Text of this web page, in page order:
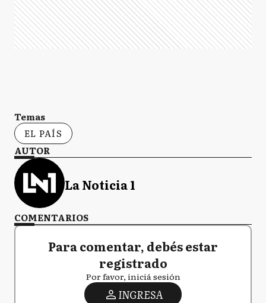
Temas
EL PAÍS
AUTOR
La Noticia 1
COMENTARIOS
Para comentar, debés estar
registrado
Por favor, iniciá sesión
INGRESA